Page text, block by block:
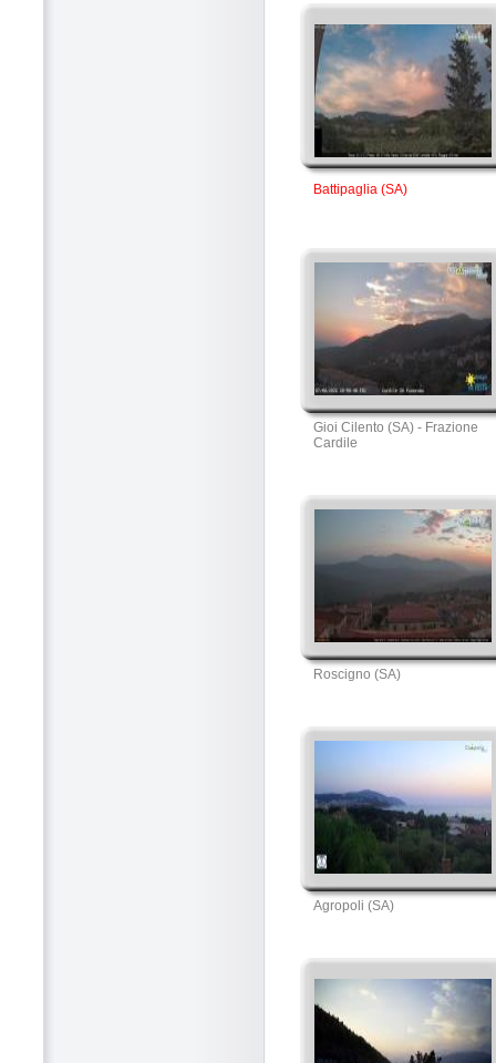
Battipaglia (SA)
Gioi Cilento (SA) - Frazione
Cardile
Roscigno (SA)
Agropoli (SA)